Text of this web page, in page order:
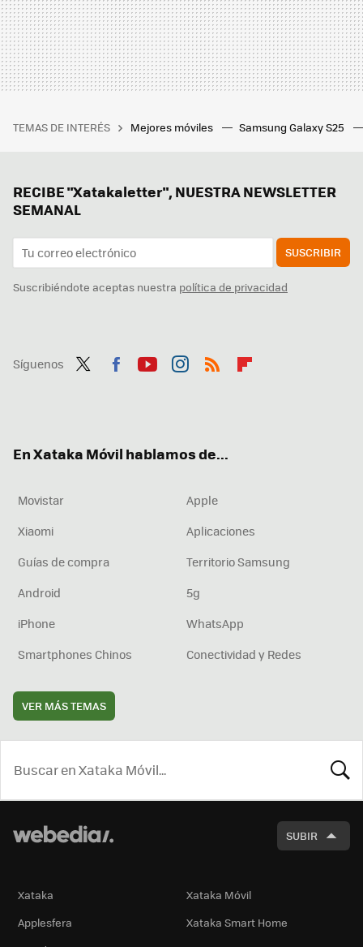
TEMAS DE INTERÉS Mejores móviles Samsung Galaxy S25
RECIBE "Xatakaletter", NUESTRA NEWSLETTER
SEMANAL
SUSCRIBIR
Suscribiéndote aceptas nuestra política de privacidad
Síguenos
En Xataka Móvil hablamos de...
Movistar
Apple
Xiaomi
Aplicaciones
Guías de compra
Territorio Samsung
Android
5g
iPhone
WhatsApp
Smartphones Chinos
Conectividad y Redes
VER MÁS TEMAS
SUBIR
Xataka
Xataka Móvil
Applesfera
Xataka Smart Home